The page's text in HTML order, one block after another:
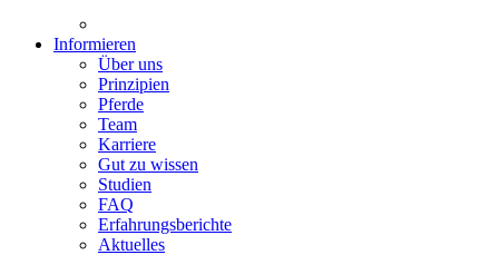
Informieren
Über uns
Prinzipien
Pferde
Team
Karriere
Gut zu wissen
Studien
FAQ
Erfahrungsberichte
Aktuelles